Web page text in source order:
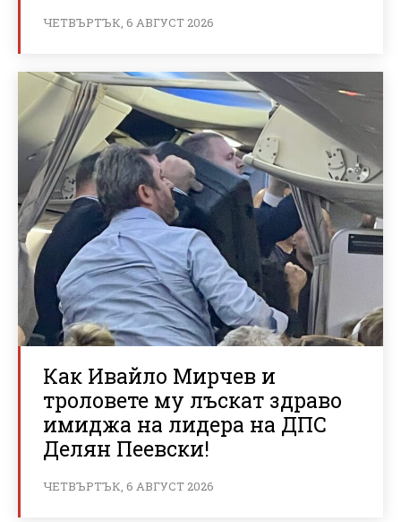
ЧЕТВЪРТЪК, 6 АВГУСТ 2026
Как Ивайло Мирчев и
троловете му лъскат здраво
имиджа на лидера на ДПС
Делян Пеевски!
ЧЕТВЪРТЪК, 6 АВГУСТ 2026